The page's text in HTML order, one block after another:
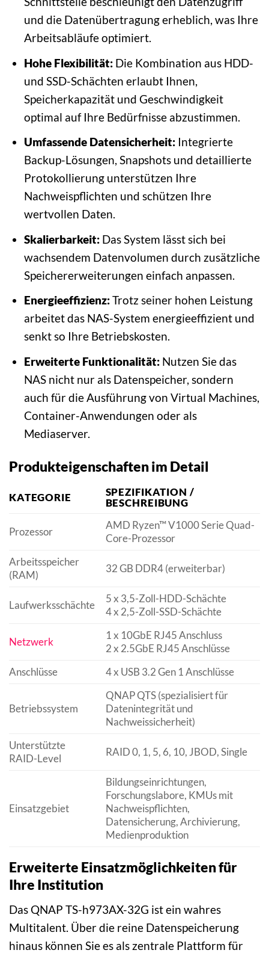
und die Datenübertragung erheblich, was Ihre
Arbeitsabläufe optimiert.
Hohe Flexibilität:Die Kombination aus HDD-
und SSD-Schächten erlaubt Ihnen,
Speicherkapazität und Geschwindigkeit
optimal auf Ihre Bedürfnisse abzustimmen.
Umfassende Datensicherheit:Integrierte
Backup-Lösungen, Snapshots und detaillierte
Protokollierung unterstützen Ihre
Nachweispflichten und schützen Ihre
wertvollen Daten.
Skalierbarkeit:Das System lässt sich bei
wachsendem Datenvolumen durch zusätzliche
Speichererweiterungen einfach anpassen.
Energieeffizienz:Trotz seiner hohen Leistung
arbeitet das NAS-System energieeffizient und
senkt so Ihre Betriebskosten.
Erweiterte Funktionalität:Nutzen Sie das
NAS nicht nur als Datenspeicher, sondern
auch für die Ausführung von Virtual Machines,
Container-Anwendungen oder als
Mediaserver.
Produkteigenschaften im Detail
KATEGORIE
SPEZIFIKATION /
BESCHREIBUNG
Prozessor
AMD Ryzen™ V1000 Serie Quad-
Core-Prozessor
Arbeitsspeicher
(RAM)
32 GB DDR4 (erweiterbar)
Laufwerksschächte
5 x 3,5-Zoll-HDD-Schächte
4 x 2,5-Zoll-SSD-Schächte
Netzwerk
1 x 10GbE RJ45 Anschluss
2 x 2.5GbE RJ45 Anschlüsse
Anschlüsse
4 x USB 3.2 Gen 1 Anschlüsse
Betriebssystem
QNAP QTS (spezialisiert für
Datenintegrität und
Nachweissicherheit)
Unterstützte
RAID-Level
RAID 0, 1, 5, 6, 10, JBOD, Single
Einsatzgebiet
Bildungseinrichtungen,
Forschungslabore, KMUs mit
Nachweispflichten,
Datensicherung, Archivierung,
Medienproduktion
Erweiterte Einsatzmöglichkeiten für
Ihre Institution
Das QNAP TS-h973AX-32G ist ein wahres
Multitalent. Über die reine Datenspeicherung
hinaus können Sie es als zentrale Plattform für